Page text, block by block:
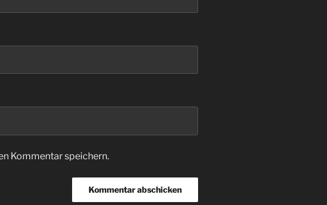
Kommentar speichern.